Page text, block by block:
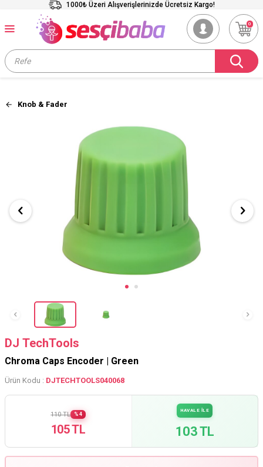
1000₺ Üzeri Alışverişlerinizde Ücretsiz Kargo!
0
Knob & Fader
DJ TechTools
Chroma Caps Encoder | Green
Ürün Kodu : DJTECHTOOLS040068
110 TL %4
105 TL
HAVALE İLE
103 TL